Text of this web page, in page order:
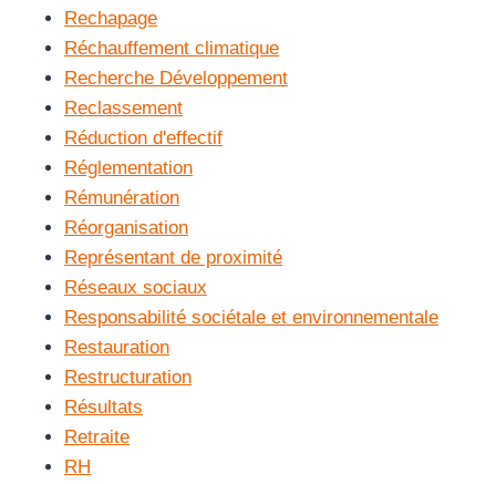
Rechapage
Réchauffement climatique
Recherche Développement
Reclassement
Réduction d'effectif
Réglementation
Rémunération
Réorganisation
Représentant de proximité
Réseaux sociaux
Responsabilité sociétale et environnementale
Restauration
Restructuration
Résultats
Retraite
RH